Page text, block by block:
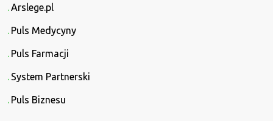
Arslege.pl
Puls Medycyny
Puls Farmacji
System Partnerski
Puls Biznesu